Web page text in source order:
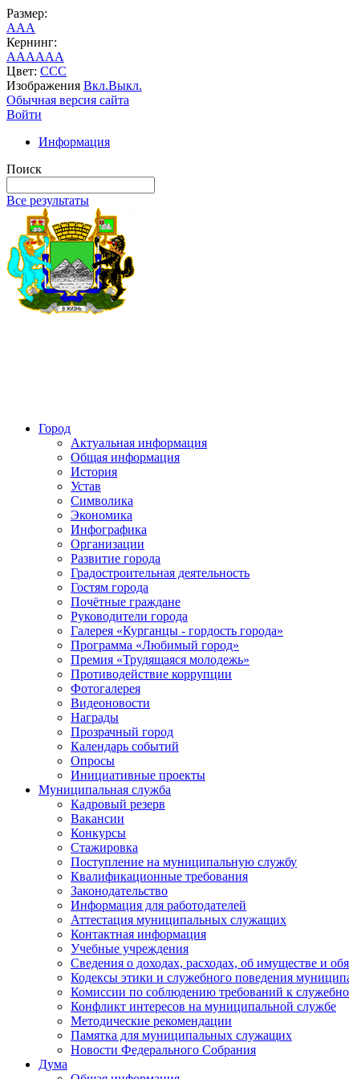
Размер:
AAA
Кернинг:
AAAAAA
Цвет: CCC
Изображения Вкл.Выкл.
Обычная версия сайта
Войти
Информация
Поиск
Все результаты
Город
Актуальная информация
Общая информация
История
Устав
Символика
Экономика
Инфографика
Организации
Развитие города
Градостроительная деятельность
Гостям города
Почётные граждане
Руководители города
Галерея «Курганцы - гордость города»
Программа «Любимый город»
Премия «Трудящаяся молодежь»
Противодействие коррупции
Фотогалерея
Видеоновости
Награды
Прозрачный город
Календарь событий
Опросы
Инициативные проекты
Муниципальная служба
Кадровый резерв
Вакансии
Конкурсы
Стажировка
Поступление на муниципальную службу
Квалификационные требования
Законодательство
Информация для работодателей
Аттестация муниципальных служащих
Контактная информация
Учебные учреждения
Сведения о доходах, расходах, об имуществе и
Кодексы этики и служебного поведения
Комиссии по соблюдению требований к
Конфликт интересов на муниципальной службе
Методические рекомендации
Памятка для муниципальных служащих
Новости Федерального Cобрания
Дума